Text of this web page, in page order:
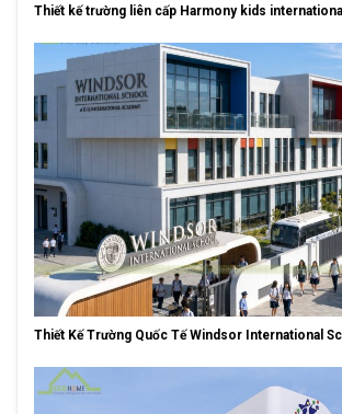
Thiết kế trường liên cấp Harmony kids
Thiết Kế Trường Quốc Tế Windsor International